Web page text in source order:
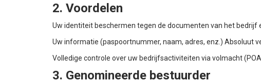
2. Voordelen
Uw identiteit beschermen tegen de documenten van het bedrijf
Uw informatie (paspoortnummer, naam, adres, enz.) Absoluut
Volledige controle over uw bedrijfsactiviteiten via volmacht
3. Genomineerde bestuurder